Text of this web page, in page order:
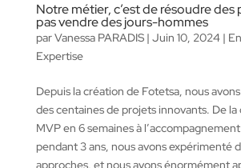
Notre métier, c’est de résoudre des
pas vendre des jours-hommes
parVanessa PARADIS| Juin 10, 2024|
Expertise
Depuis la création de Fotetsa, nous
des centaines de projets innovants. De la
MVP en 6 semaines à
pendant 3 ans, nous avons expérimenté
approches, et nous avons énormément